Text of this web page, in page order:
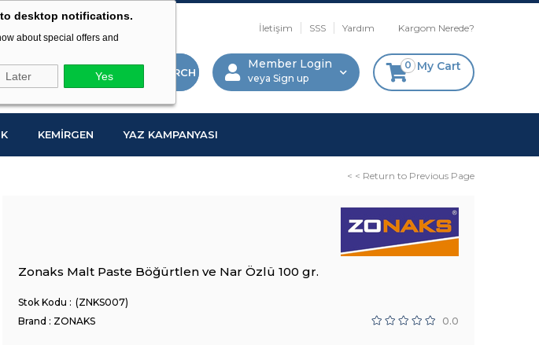
desktop notifications.
about special offers and
Later Yes
İletişim SSS Yardım Kargom Nerede?
My Cart
0
Member Login
Sign up
KEMİRGEN YAZ KAMPANYASI
< < Return to Previous Page
Zonaks Malt Paste Böğürtlen ve Nar Özlü 100 gr.
(ZNKS007)
Brand : ZONAKS 0.0